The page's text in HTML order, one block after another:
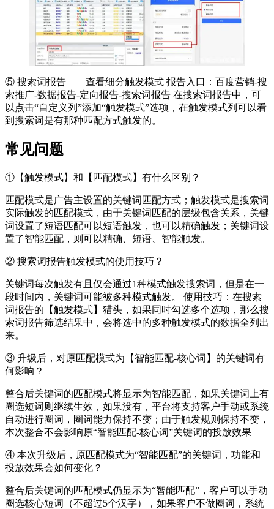
⑤ 搜索词报告——查看细分触发模式 报告入口：百度营销-搜
索推广-数据报告-定向报告-搜索词报告 在搜索词报告中，可
以点击“自定义列”添加“触发模式”选项，在触发模式列可以看
到搜索词是有那种匹配方式触发的。
常见问题
①【触发模式】和【匹配模式】有什么区别？
匹配模式是广告主设置的关键词匹配方式；触发模式是搜索词
实际触发的匹配模式，由于关键词匹配的层级包含关系，关键
词设置了短语匹配可以短语触发，也可以精确触发；关键词设
置了智能匹配，则可以精确、短语、智能触发。
② 搜索词报告触发模式的使用技巧？
关键词每次触发有且仅会通过1种模式触发搜索词，但是在一
段时间内，关键词可能被多种模式触发。 使用技巧：在搜索
词报告的【触发模式】猎头，如果同时勾选多个选项，那么搜
索词报告筛选结果中，会将选中的多种触发模式的数据全列出
来。
③ 升级后，对原匹配模式为【智能匹配-核心词】的关键词有
何影响？
整合后关键词的匹配模式将显示为智能匹配，如果关键词上有
圈选短词则继续生效，如果没有，平台将支持客户手动或系统
自动进行圈词，圈词能力保持不变；由于触发规则保持不变，
本次整合不会影响原“智能匹配-核心词”关键词的投放效果
④ 本次升级后，原匹配模式为“智能匹配”的关键词，功能和
投放效果会如何变化？
整合后关键词的匹配模式仍显示为“智能匹配”，客户可以手动
圈选核心短词（不超过5个汉字），如果客户不做圈词，系统